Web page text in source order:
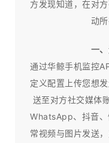
方发现知道，在对
动
一
通过华鲸手机监控
定义配置上传您想
送至对方社交媒体
WhatsApp、抖音、
常视频与图片发送